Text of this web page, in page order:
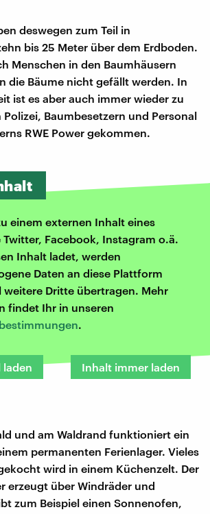
deswegen zum Teil in
bis 25 Meter über dem Erdboden.
Menschen in den Baumhäusern
die Bäume nicht gefällt werden. In
ist es aber auch immer wieder zu
Baumbesetzern und Personal
RWE Power gekommen.
einem externen Inhalt eines
Twitter, Facebook, Instagram o.ä.
Inhalt ladet, werden
Daten an diese Plattform
weitere Dritte übertragen. Mehr
findet Ihr in unseren
.
laden Inhalt immer laden
und am Waldrand funktioniert ein
permanenten Ferienlager. Vieles
wird in einem Küchenzelt. Der
erzeugt über Windräder und
zum Beispiel einen Sonnenofen,